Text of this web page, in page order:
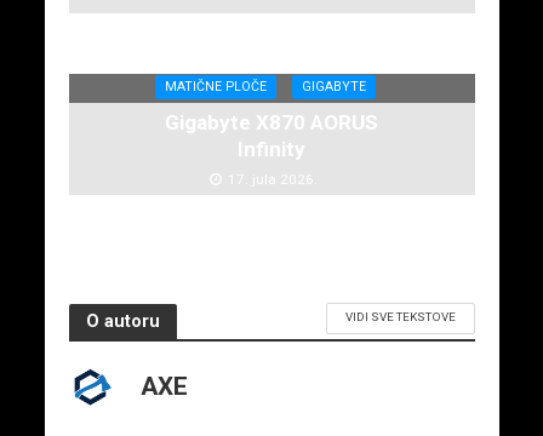
MATIČNE PLOČE GIGABYTE
Gigabyte X870 AORUS
Infinity
17. jula 2026.
O autoru VIDI SVE TEKSTOVE
AXE